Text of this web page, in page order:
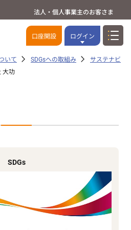
法人・個人事業主のお客さま
口座開設 ログイン
いて SDGsへの取組み
サステナビ
大功
SDGs